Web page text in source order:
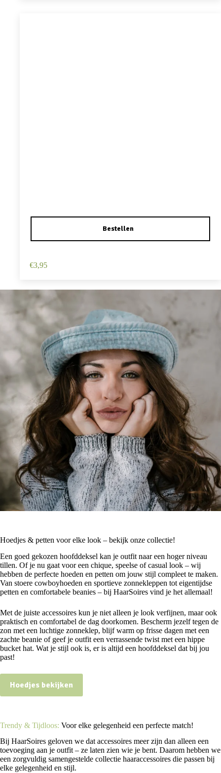
€3,95
Hoedjes & petten voor elke look – bekijk onze collectie!
Een goed gekozen hoofddeksel kan je outfit naar een hoger niveau
tillen. Of je nu gaat voor een chique, speelse of casual look – wij
hebben de perfecte hoeden en petten om jouw stijl compleet te maken.
Van stoere cowboyhoeden en sportieve zonnekleppen tot eigentijdse
petten en comfortabele beanies – bij HaarSoires vind je het allemaal!
Met de juiste accessoires kun je niet alleen je look verfijnen, maar ook
praktisch en comfortabel de dag doorkomen. Bescherm jezelf tegen de
zon met een luchtige zonneklep, blijf warm op frisse dagen met een
zachte beanie of geef je outfit een verrassende twist met een hippe
bucket hat. Wat je stijl ook is, er is altijd een hoofddeksel dat bij jou
past!
Hoedjes bekijken
Trendy & Tijdloos: Voor elke gelegenheid een perfecte match!
Bij HaarSoires geloven we dat accessoires meer zijn dan alleen een
toevoeging aan je outfit – ze laten zien wie je bent. Daarom hebben we
een zorgvuldig samengestelde collectie haaraccessoires die passen bij
elke gelegenheid en stijl.